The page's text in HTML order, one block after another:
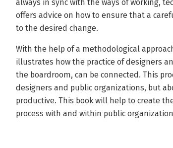
always in sync with the ways of working,
offers advice on how to ensure that a
to the desired change.
With the help of a methodological
illustrates how the practice of designers
the boardroom, can be connected. This
designers and public organizations, but
productive. This book will help to create
process with and within public